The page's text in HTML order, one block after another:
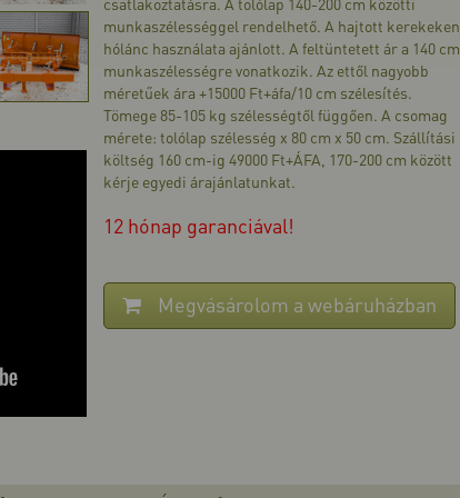
munkaszélességgel rendelhető. A hajtott kerekeken
hólánc használata ajánlott. A feltüntetett ár a 140 cm
munkaszélességre vonatkozik. Az ettől nagyobb
méretűek ára +15000 Ft+áfa/10 cm szélesítés.
Tömege 85-105 kg szélességtől függően. A csomag
mérete: tolólap szélesség x 80 cm x 50 cm. Szállítási
költség 160 cm-ig 49000 Ft+ÁFA, 170-200 cm között
kérje egyedi árajánlatunkat.
12 hónap garanciával!
Megvásárolom a webáruházban